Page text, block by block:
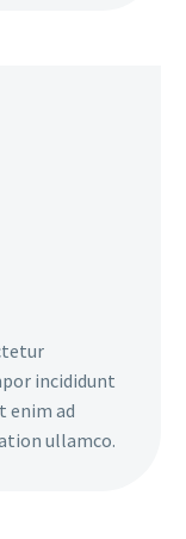
incididunt
enim ad
ullamco.